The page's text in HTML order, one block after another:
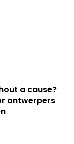
a cause?
ontwerpers